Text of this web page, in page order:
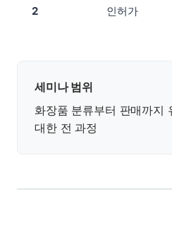
2
인허가
세미나 범위
화장품 분류부터 판매까지
대한 전 과정